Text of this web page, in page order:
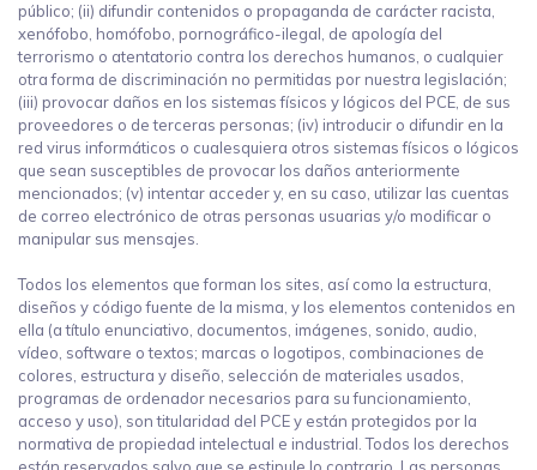
público; (ii) difundir contenidos o propaganda de carácter racista,
xenófobo, homófobo, pornográfico-ilegal, de apología del
terrorismo o atentatorio contra los derechos humanos, o cualquier
otra forma de discriminación no permitidas por nuestra legislación;
(iii) provocar daños en los sistemas físicos y lógicos del PCE, de sus
proveedores o de terceras personas; (iv) introducir o difundir en la
red virus informáticos o cualesquiera otros sistemas físicos o lógicos
que sean susceptibles de provocar los daños anteriormente
mencionados; (v) intentar acceder y, en su caso, utilizar las cuentas
de correo electrónico de otras personas usuarias y/o modificar o
manipular sus mensajes.
Todos los elementos que forman los sites, así como la estructura,
diseños y código fuente de la misma, y los elementos contenidos en
ella (a título enunciativo, documentos, imágenes, sonido, audio,
vídeo, software o textos; marcas o logotipos, combinaciones de
colores, estructura y diseño, selección de materiales usados,
programas de ordenador necesarios para su funcionamiento,
acceso y uso), son titularidad del PCE y están protegidos por la
normativa de propiedad intelectual e industrial. Todos los derechos